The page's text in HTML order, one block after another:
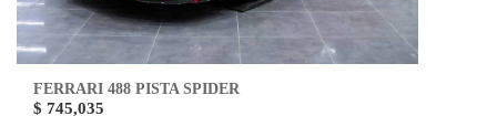
FERRARI 488 PISTA SPIDER
$ 745,035